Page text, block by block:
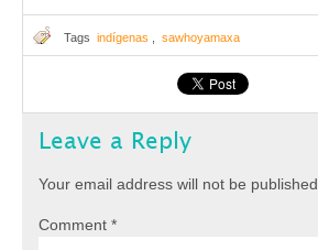
Tags indígenas sawhoyamaxa
Leave a Reply
Your email address will not be published.
Comment *